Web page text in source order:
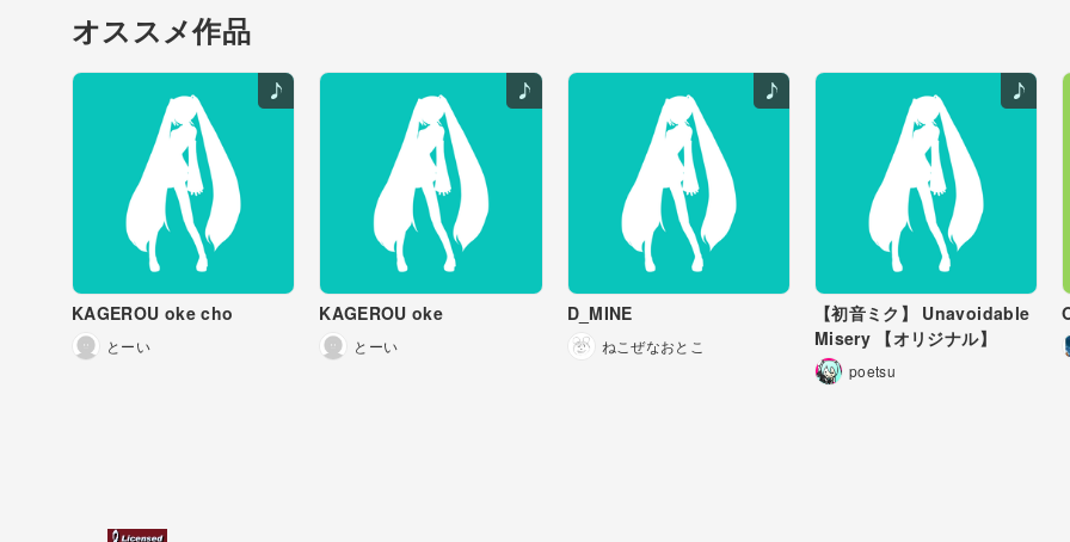
オススメ作品
KAGEROU oke cho
とーい
KAGEROU oke
とーい
D_MINE
ねこぜなおとこ
【初音ミク】 Unavoidable
Misery 【オリジナル】
poetsu